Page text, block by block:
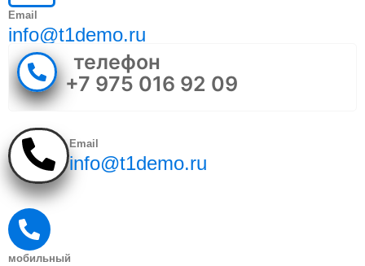
Email
info@t1demo.ru
телефон
+7 975 016 92 09
Email
info@t1demo.ru
мобильный